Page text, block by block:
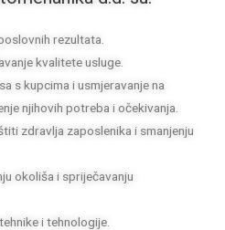
rezultata.
kvalitete usluge.
s kupcima i usmjeravanje na
njihovih potreba i očekivanja.
zdravlja zaposlenika i smanjenju
okoliša i spriječavanju
i tehnologije.